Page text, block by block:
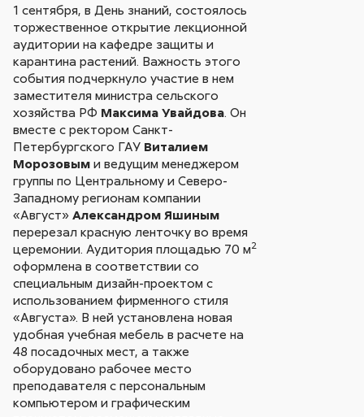
1 сентября, в День знаний, состоялось
торжественное открытие лекционной
аудитории на кафедре защиты и
карантина растений. Важность этого
события подчеркнуло участие в нем
заместителя министра сельского
хозяйства РФ Максима Увайдова. Он
вместе с ректором Санкт-
Петербургского ГАУ Виталием
Морозовым и ведущим менеджером
группы по Центральному и Северо-
Западному регионам компании
«Август»Александром Яшиным
перерезал красную ленточку во время
церемонии. Аудитория площадью 70 м2
оформлена в соответствии со
специальным дизайн-проектом с
использованием фирменного стиля
«Августа». В ней установлена новая
удобная учебная мебель в расчете на
48 посадочных мест, а также
оборудовано рабочее место
преподавателя с персональным
компьютером и графическим